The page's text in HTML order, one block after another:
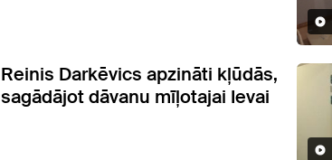
Reinis Darkēvics apzināti kļūdās,
sagādājot dāvanu mīļotajai Ievai